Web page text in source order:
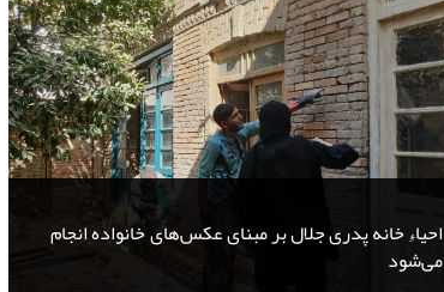
احیاءِ خانه پدری جلال بر مبنای عکس‌های خانواده انجام
می‌شود